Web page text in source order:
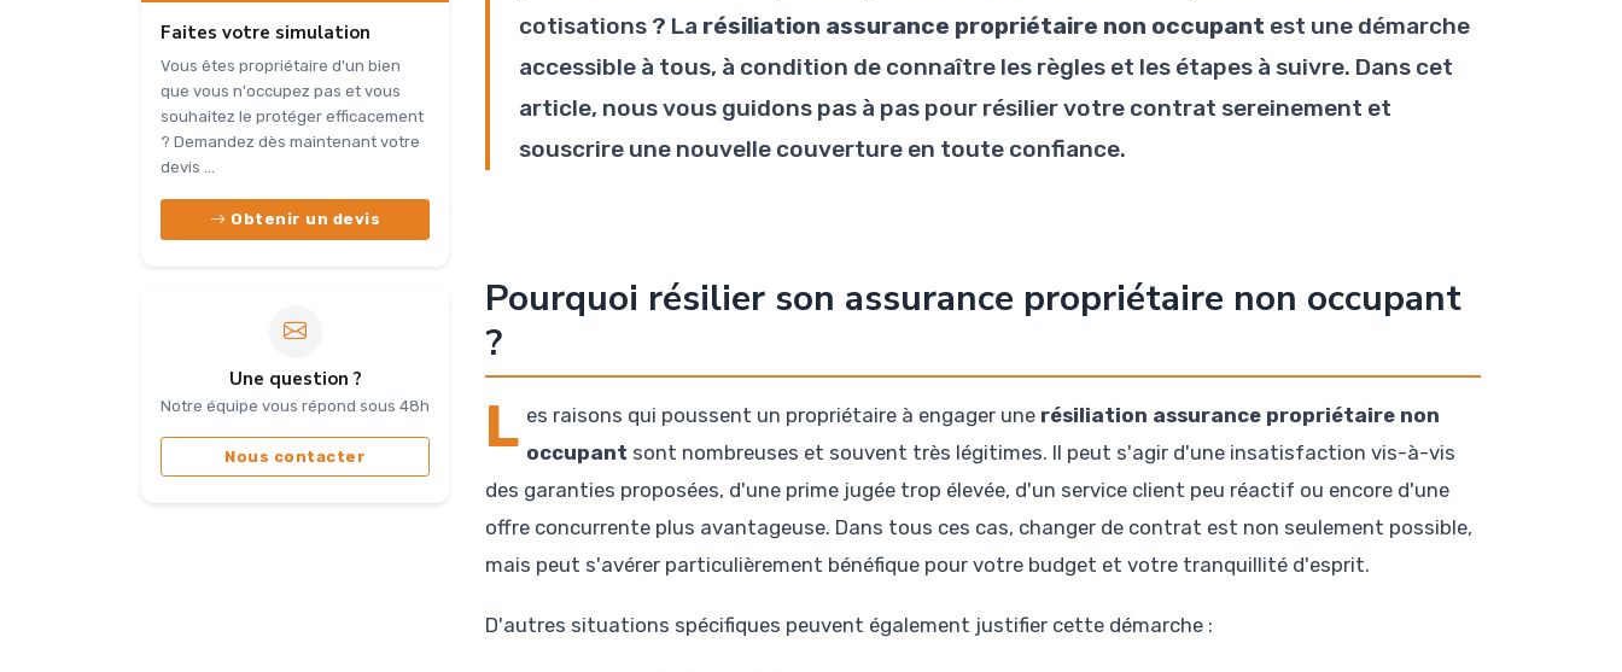
Faites votre simulation
Vous êtes propriétaire d'un bien
que vous n'occupez pas et vous
souhaitez le protéger efficacement
? Demandez dès maintenant votre
devis ...
Obtenir un devis
Une question ?
Notre équipe vous répond sous 48h
Nous contacter
cotisations ? La résiliation assurance propriétaire non occupant est une démarche
accessible à tous, à condition de connaître les règles et les étapes à suivre. Dans cet
article, nous vous guidons pas à pas pour résilier votre contrat sereinement et
souscrire une nouvelle couverture en toute confiance.
Pourquoi résilier son assurance propriétaire non occupant
?
L es raisons qui poussent un propriétaire à engager une résiliation assurance propriétaire non
occupant sont nombreuses et souvent très légitimes. Il peut s'agir d'une insatisfaction vis-à-vis
des garanties proposées, d'une prime jugée trop élevée, d'un service client peu réactif ou encore d'une
offre concurrente plus avantageuse. Dans tous ces cas, changer de contrat est non seulement possible,
mais peut s'avérer particulièrement bénéfique pour votre budget et votre tranquillité d'esprit.
D'autres situations spécifiques peuvent également justifier cette démarche :